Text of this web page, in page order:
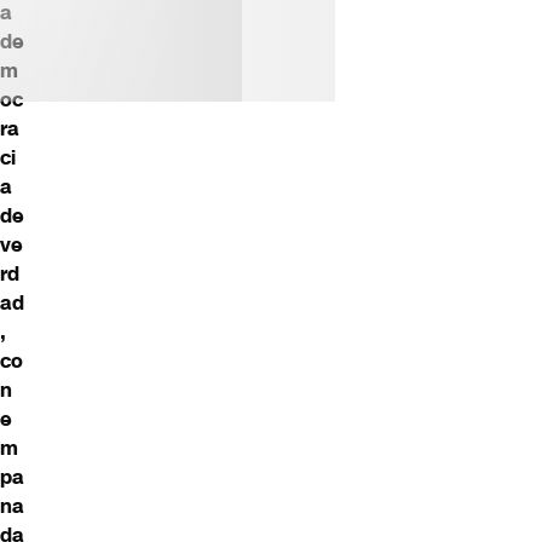
a
de
m
oc
ra
ci
a
de
ve
rd
ad
,
co
n
e
m
pa
na
da